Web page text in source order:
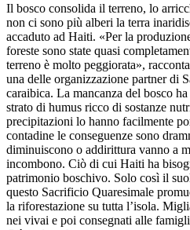
Il bosco consolida il terreno, lo
non ci sono più alberi la terra
accaduto ad Haiti. «Per la
foreste sono state quasi
terreno è molto peggiorata»,
una delle organizzazione partner di
caraibica. La mancanza del bosco
strato di humus ricco di sostanze
precipitazioni lo hanno facilmente
contadine le conseguenze sono
diminuiscono o addirittura vanno a
incombono. Ciò di cui Haiti ha
patrimonio boschivo. Solo così il
questo Sacrificio Quaresimale
la riforestazione su tutta l’isola.
nei vivai e poi consegnati alle